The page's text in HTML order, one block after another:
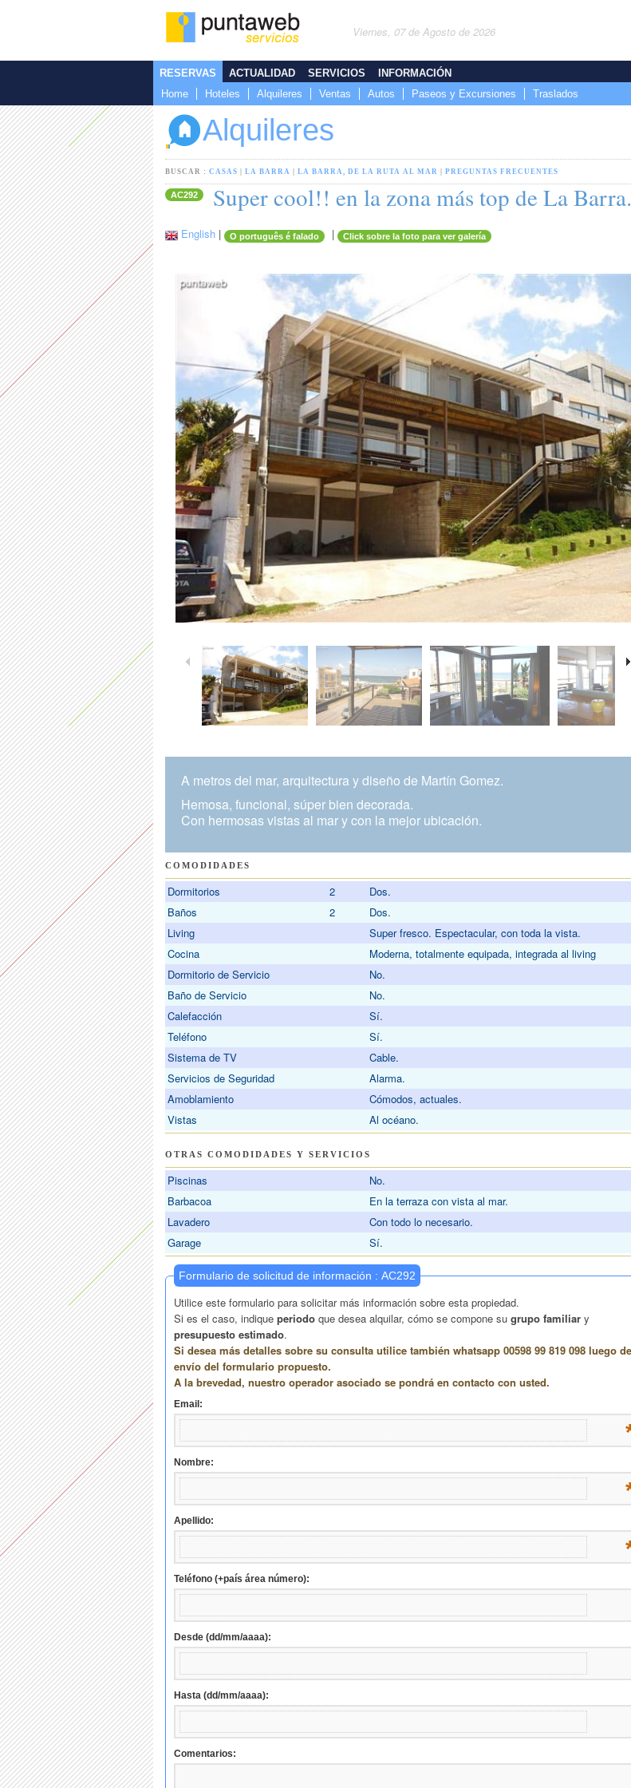
Viernes, 07 de Agosto de 2026
RESERVAS
Home
Hoteles Alquileres Ventas Autos Paseos y Excursiones Traslados
ACTUALIDAD SERVICIOS INFORMACIÓN
Alquileres
BUSCAR : CASAS LA BARRA LA BARRA, DE LA RUTA AL MAR PREGUNTAS FRECUENTES
AC292 Super cool!! en la zona más top de La Barra.
English | O português é falado | Click sobre la foto para ver galería
A metros del mar, arquitectura y diseño de Martín Gomez.
Hemosa, funcional, súper bien decorada.
Con hermosas vistas al mar y con la mejor ubicación.
COMODIDADES
Dormitorios 2
Dos.
Baños
2
Dos.
Living
Super fresco. Espectacular, con toda la vista.
Cocina
Moderna, totalmente equipada, integrada al living
Dormitorio de Servicio
No.
Baño de Servicio
No.
Calefacción
Sí.
Teléfono
Sí.
Sistema de TV
Cable.
Servicios de Seguridad
Alarma.
Amoblamiento
Cómodos, actuales.
Vistas
Al océano.
OTRAS COMODIDADES Y SERVICIOS
Piscinas
No.
Barbacoa
En la terraza con vista al mar.
Lavadero
Con todo lo necesario.
Garage
Sí.